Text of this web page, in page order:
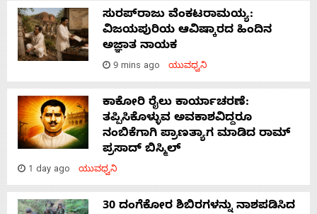
ಸುರಪ್‌ರಾಜು ವೆಂಕಟರಾಮಯ್ಯ:
ವಿಜಯಪುರಿಯ ಆವಿಷ್ಕಾರದ ಹಿಂದಿನ
ಅಜ್ಞಾತ ನಾಯಕ
9 mins ago ಯುವಧ್ವನಿ
ಕಾಕೋರಿ ರೈಲು ಕಾರ್ಯಾಚರಣೆ:
ತಪ್ಪಿಸಿಕೊಳ್ಳುವ ಅವಕಾಶವಿದ್ದರೂ
ನಂಬಿಕೆಗಾಗಿ ಪ್ರಾಣತ್ಯಾಗ ಮಾಡಿದ ರಾಮ್
ಪ್ರಸಾದ್ ಬಿಸ್ಮಿಲ್
1 day ago ಯುವಧ್ವನಿ
30 ದಂಗೆಕೋರ ಶಿಬಿರಗಳನ್ನು ನಾಶಪಡಿಸಿದ